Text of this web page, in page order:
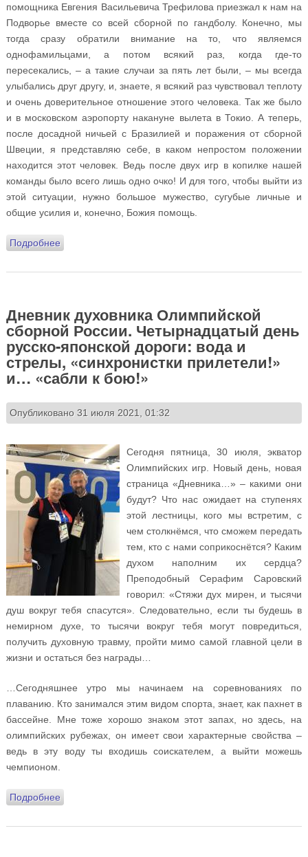
помощника Евгения Васильевича Трефилова приезжал к нам на
Подворье вместе со всей сборной по гандболу. Конечно, мы
тогда сразу обратили внимание на то, что являемся
однофамильцами, а потом всякий раз, когда где-то
пересекались, – а такие случаи за пять лет были, – мы всегда
улыбались друг другу, и, знаете, я всякий раз чувствовал теплоту
и очень доверительное отношение этого человека. Так же было
и в московском аэропорту накануне вылета в Токио. А теперь,
после досадной ничьей с Бразилией и поражения от сборной
Швеции, я представляю себе, в каком непростом положении
находится этот человек. Ведь после двух игр в копилке нашей
команды было всего лишь одно очко! И для того, чтобы выйти из
этой ситуации, нужно большое мужество, сугубые личные и
общие усилия и, конечно, Божия помощь.
Подробнеео Дневник духовника Олимпийской сборной России.
синхронный лифт, дважды золотая Сонечка и
Дневник духовника Олимпийской
сборной России. Четырнадцатый день
русско-японской дороги: вода и
стрелы, «синхронистки прилетели!»
и… «сабли к бою!»
Опубликовано 31 июля 2021, 01:32
Сегодня пятница, 30 июля, экватор
Олимпийских игр. Новый день, новая
страница «Дневника…» – какими они
будут? Что нас ожидает на ступенях
этой лестницы, кого мы встретим, с
чем столкнёмся, что сможем передать
тем, кто с нами соприкоснётся? Каким
духом наполним их сердца?
Преподобный Серафим Саровский
говорил: «Стяжи дух мирен, и тысячи
душ вокруг тебя спасутся». Следовательно, если ты будешь в
немирном духе, то тысячи вокруг тебя могут повредиться,
получить духовную травму, пройти мимо самой главной цели в
жизни и остаться без награды…
…Сегодняшнее утро мы начинаем на соревнованиях по
плаванию. Кто занимался этим видом спорта, знает, как пахнет в
бассейне. Мне тоже хорошо знаком этот запах, но здесь, на
олимпийских рубежах, он имеет свои характерные свойства –
ведь в эту воду ты входишь соискателем, а выйти можешь
чемпионом.
Подробнеео Дневник духовника Олимпийской сборной России.
стрелы, «синхронистки прилетели!» и… «сабли к